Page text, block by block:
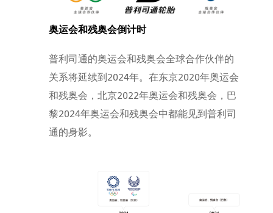
奥运会和残奥会倒计时
普利司通的奥运会和残奥会全球合作伙伴的
关系将延续到2024年。在东京2020年奥运会
和残奥会，北京2022年奥运会和残奥会，巴
黎2024年奥运会和残奥会中都能见到普利司
通的身影。